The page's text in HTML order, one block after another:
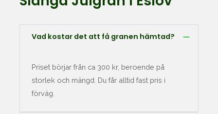
Vad kostar det att få granen hämtad?
Priset börjar från ca 300 kr, beroende på
storlek och mängd. Du får alltid fast pris i
förväg.